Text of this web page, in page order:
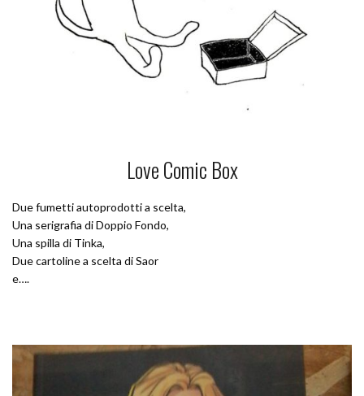
Love Comic Box
Due fumetti autoprodotti a scelta,
Una serigrafia di Doppio Fondo,
Una spilla di Tinka,
Due cartoline a scelta di Saor
e….